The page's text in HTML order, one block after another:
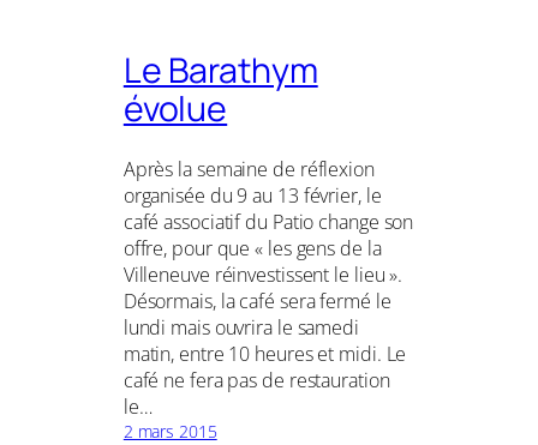
Le Barathym
évolue
Après la semaine de réflexion
organisée du 9 au 13 février, le
café associatif du Patio change son
offre, pour que « les gens de la
Villeneuve réinvestissent le lieu ».
Désormais, la café sera fermé le
lundi mais ouvrira le samedi
matin, entre 10 heures et midi. Le
café ne fera pas de restauration
le…
2 mars 2015